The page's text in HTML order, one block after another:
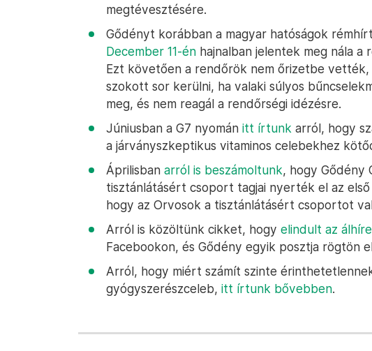
megtévesztésére.
Gődényt korábban a magyar hatóságok
December 11-én hajnalban jelentek meg nála
Ezt követően a rendőrök nem őrizetbe vették,
szokott sor kerülni, ha valaki súlyos
meg, és nem reagál a rendőrségi idézésre.
Júniusban a G7 nyomán itt írtunk arról, hogy
a járványszkeptikus vitaminos celebekhez
Áprilisban arról is beszámoltunk, hogy Gődény
tisztánlátásért csoport tagjai nyerték el az
hogy az Orvosok a tisztánlátásért csoportot
Arról is közöltünk cikket, hogy elindult az
Facebookon, és Gődény egyik posztja rögtön
Arról, hogy miért számít szinte
gyógyszerészceleb, itt írtunk bővebben.